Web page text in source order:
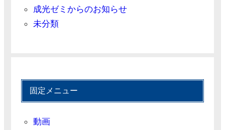
成光ゼミからのお知らせ
未分類
固定メニュー
動画